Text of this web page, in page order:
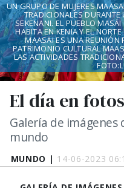
MUNDO | 14-06-2023
El día en fotos
Galería de imágenes
mundo
UN GRUPO DE MUJERES
TRADICIONALES
SEKENANI. EL PUEBLO
HABITA EN KENIA Y EL
MAASAI ES UNA REUNIÓN
PATRIMONIO CULTURAL
LAS ACTIVIDADES